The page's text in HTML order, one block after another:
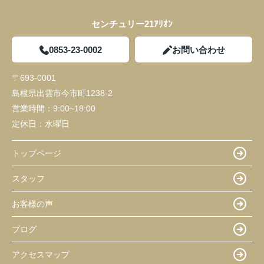
センチュリー21ｱﾘｵﾝ
0853-23-0002 お問い合わせ
〒693-0001
島根県出雲市今市町1238-2
営業時間： 9:00~18:00
定休日： 水曜日
トップページ
スタッフ
お客様の声
ブログ
アクセスマップ